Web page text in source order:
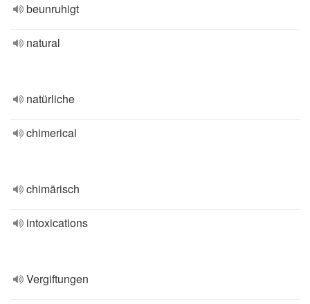
beunruhigt
natural
natürliche
chimerical
chimärisch
intoxications
Vergiftungen